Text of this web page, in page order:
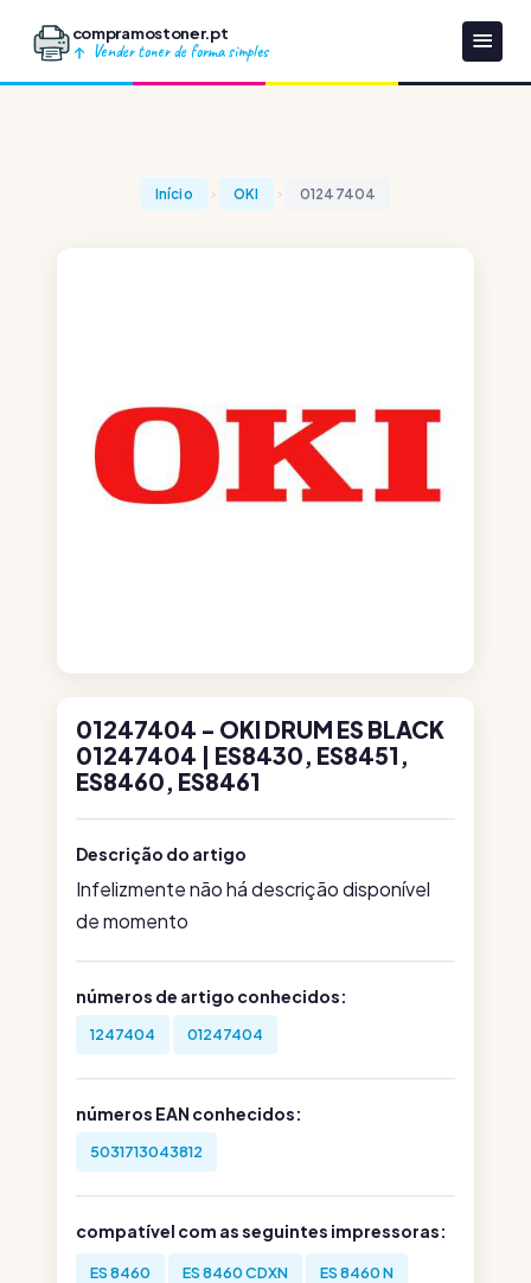
compramostoner.pt
Vender toner de forma simples
Início OKI 01247404
01247404 - OKI DRUM ES BLACK
01247404 | ES8430, ES8451,
ES8460, ES8461
Descrição do artigo
Infelizmente não há descrição disponível
de momento
números de artigo conhecidos:
1247404 01247404
números EAN conhecidos:
5031713043812
compatível com as seguintes impressoras:
ES 8460 ES 8460 CDXN ES 8460 N